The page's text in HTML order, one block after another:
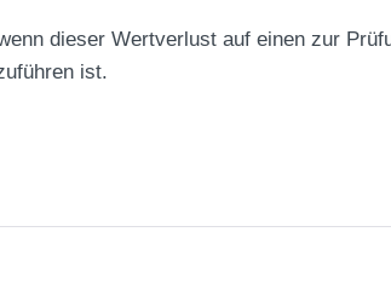
dieser Wertverlust auf einen zur
ist.